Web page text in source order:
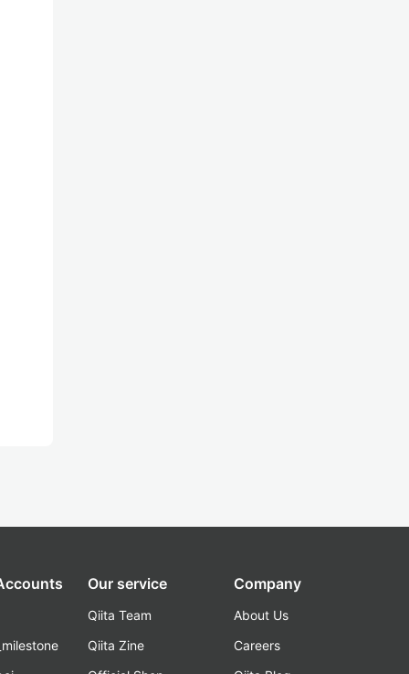
Our service
Qiita Team
Qiita Zine
Company
About Us
Careers